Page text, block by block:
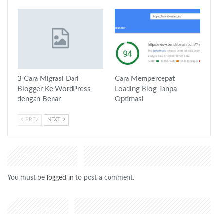
3 Cara Migrasi Dari
Blogger Ke WordPress
dengan Benar
Cara Mempercepat
Loading Blog Tanpa
Optimasi
PREV NEXT
LEAVE A REPLY
You must be logged in to post a comment.
Recent Posts